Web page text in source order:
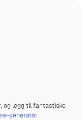
, og legg til fantastiske
generator